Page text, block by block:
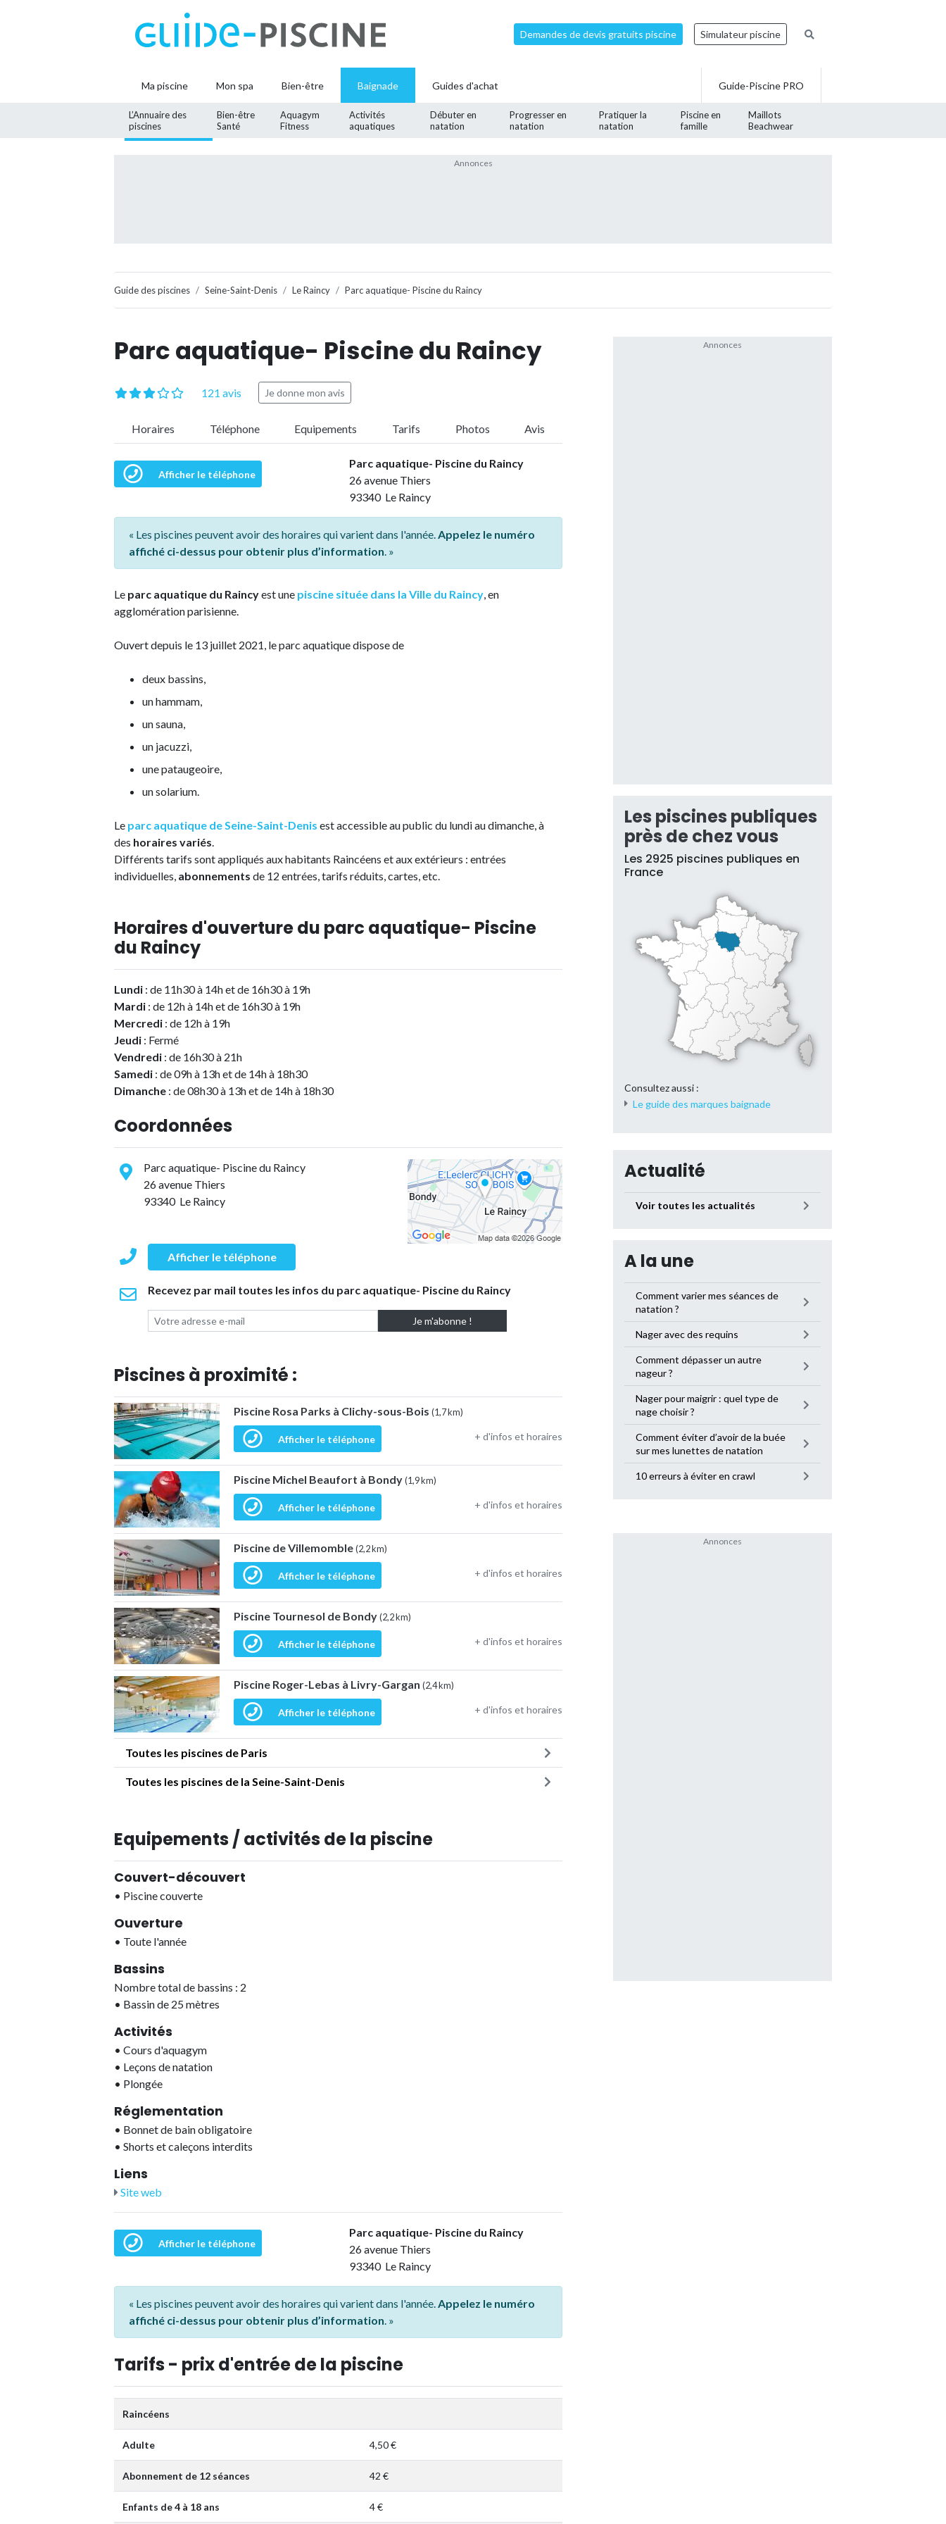
Demandes de devis gratuits piscine Simulateur piscine
Ma piscine Mon spa Bien-être Baignade
L’Annuaire des
piscines
Bien-être
Santé
Aquagym
Fitness
Activités
aquatiques
Débuter en
natation
Progresser en
natation
Pratiquer la
natation
Piscine en
famille
Maillots
Beachwear
Guides d'achat Guide-Piscine PRO
Guide des piscines Seine-Saint-Denis Le Raincy Parc aquatique- Piscine du Raincy
Parc aquatique- Piscine du Raincy
121 avis Je donne mon avis
Horaires Téléphone Equipements Tarifs Photos Avis
Afficher le téléphone
Parc aquatique- Piscine du Raincy
26 avenue Thiers
93340 Le Raincy
« Les piscines peuvent avoir des horaires qui varient dans l'année.Appelez le numéro
affiché ci-dessus pour obtenir plus d’information. »
Le parc aquatique du Raincyest une piscine située dans la Ville du Raincy, en
agglomération parisienne.
Ouvert depuis le 13 juillet 2021, le parc aquatique dispose de
deux bassins,
un hammam,
un sauna,
un jacuzzi,
une pataugeoire,
un solarium.
Le parc aquatique de Seine-Saint-Denis est accessible au public du lundi au dimanche, à
des horaires variés.
Différents tarifs sont appliqués aux habitants Raincéens et aux extérieurs : entrées
individuelles, abonnements de 12 entrées, tarifs réduits, cartes, etc.
Horaires d'ouverture du parc aquatique- Piscine
du Raincy
Lundi : de 11h30 à 14h et de 16h30 à 19h
Mardi : de 12h à 14h et de 16h30 à 19h
Mercredi : de 12h à 19h
Jeudi : Fermé
Vendredi : de 16h30 à 21h
Samedi : de 09h à 13h et de 14h à 18h30
Dimanche : de 08h30 à 13h et de 14h à 18h30
Coordonnées
Parc aquatique- Piscine du Raincy
26 avenue Thiers
93340 Le Raincy
Afficher le téléphone
Recevez par mail toutes les infos du parc aquatique- Piscine du Raincy
Piscines à proximité :
Piscine Rosa Parks à Clichy-sous-Bois (1,7 km)
Afficher le téléphone + d'infos et horaires
Piscine Michel Beaufort à Bondy(1,9 km)
Afficher le téléphone + d'infos et horaires
Piscine de Villemomble(2,2 km)
Afficher le téléphone + d'infos et horaires
Piscine Tournesol de Bondy(2,2 km)
Afficher le téléphone + d'infos et horaires
Piscine Roger-Lebas à Livry-Gargan (2,4 km)
Afficher le téléphone + d'infos et horaires
Toutes les piscines de Paris
Toutes les piscines de la Seine-Saint-Denis
Equipements / activités de la piscine
Couvert-découvert
• Piscine couverte
Ouverture
• Toute l'année
Bassins
Nombre total de bassins : 2
• Bassin de 25 mètres
Activités
• Cours d'aquagym
• Leçons de natation
• Plongée
Réglementation
• Bonnet de bain obligatoire
• Shorts et caleçons interdits
Liens
Site web
Afficher le téléphone
Parc aquatique- Piscine du Raincy
26 avenue Thiers
93340 Le Raincy
« Les piscines peuvent avoir des horaires qui varient dans l'année.Appelez le numéro
affiché ci-dessus pour obtenir plus d’information. »
Tarifs - prix d'entrée de la piscine
Raincéens
Adulte 4,50 €
Abonnement de 12 séances 42 €
Enfants de 4 à 18 ans 4 €
Les piscines publiques
près de chez vous
Les 2925 piscines publiques en
France
Consultez aussi :
Le guide des marques baignade
Actualité
Voir toutes les actualités
A la une
Comment varier mes séances de
natation ?
Nager avec des requins
Comment dépasser un autre
nageur ?
Nager pour maigrir : quel type de
nage choisir ?
Comment éviter d’avoir de la buée
sur mes lunettes de natation
10 erreurs à éviter en crawl